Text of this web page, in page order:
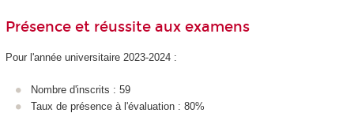
Présence et réussite aux examens
Pour l'année universitaire 2023-2024 :
Nombre d'inscrits : 59
Taux de présence à l'évaluation : 80%